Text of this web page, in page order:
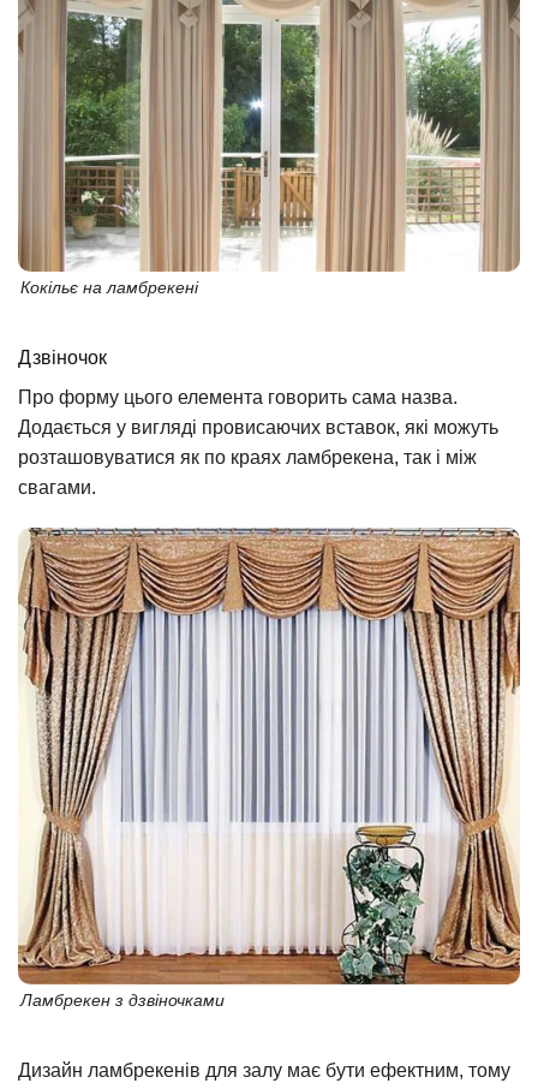
Кокільє на ламбрекені
Дзвіночок
Про форму цього елемента говорить сама назва.
Додається у вигляді провисаючих вставок, які можуть
розташовуватися як по краях ламбрекена, так і між
свагами.
Ламбрекен з дзвіночками
Дизайн ламбрекенів для залу має бути ефектним, тому